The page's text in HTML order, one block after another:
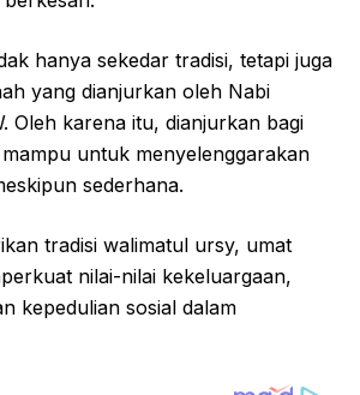
hanya sekedar tradisi, tetapi juga
yang dianjurkan oleh Nabi
Oleh karena itu, dianjurkan bagi
untuk menyelenggarakan
sederhana.
tradisi walimatul ursy, umat
nilai-nilai kekeluargaan,
kepedulian sosial dalam